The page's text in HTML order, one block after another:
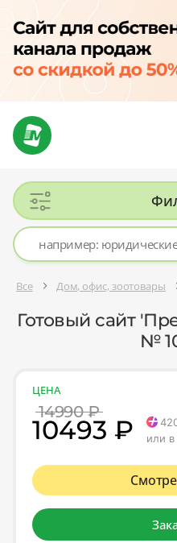
Все Дом, офис, зоотовары
Готовый сайт
№
ЦЕНА
14990 ₽
10493 ₽
или